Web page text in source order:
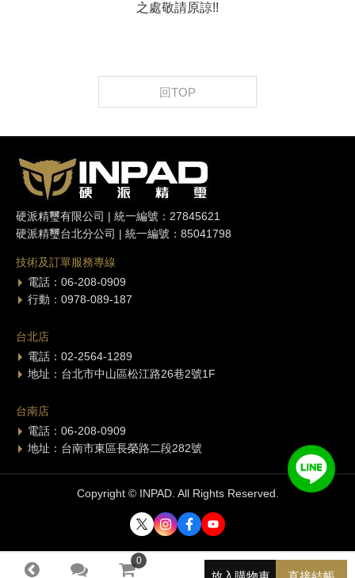
0
之處敬請原諒!!
回TOP
硬派精璽有限公司 | 統一編號：27845621
硬派精璽台北分公司 | 統一編號：85041798
技術及訂單服務專線
電話：06-208-0909
行動：0978-089-187
台北店
電話：02-2564-1289
地址：台北市中山區松江路26巷2號1F
台南店
電話：06-208-0909
地址：台南市東區長榮路二段282號
Copyright © INPAD. All Rights Reserved.
0